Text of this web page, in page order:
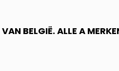
VAN BELGIË. ALLE A